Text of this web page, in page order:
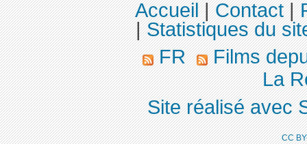
Accueil|Contact|
|Statistiques du
FR
Films
La
Site réalisé avec
CC